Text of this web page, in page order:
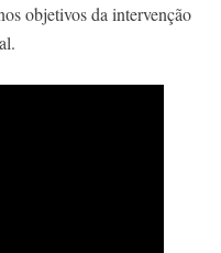
objetivos da intervenção